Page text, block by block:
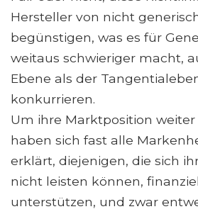
Hersteller von nicht
begünstigen, was es für
weitaus schwieriger macht,
Ebene als der
konkurrieren.
Um ihre Marktposition weiter
haben sich fast alle
erklärt, diejenigen, die sich
nicht leisten können,
unterstützen, und zwar